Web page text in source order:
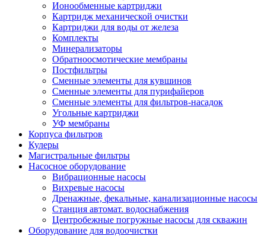
Ионообменные картриджи
Картридж механической очистки
Картриджи для воды от железа
Комплекты
Минерализаторы
Обратноосмотические мембраны
Постфильтры
Сменные элементы для кувшинов
Сменные элементы для пурифайеров
Сменные элементы для фильтров-насадок
Угольные картриджи
УФ мембраны
Корпуса фильтров
Кулеры
Магистральные фильтры
Насосное оборудование
Вибрационные насосы
Вихревые насосы
Дренажные, фекальные, канализационные насосы
Станция автомат. водоснабжения
Центробежные погружные насосы для скважин
Оборудование для водоочистки